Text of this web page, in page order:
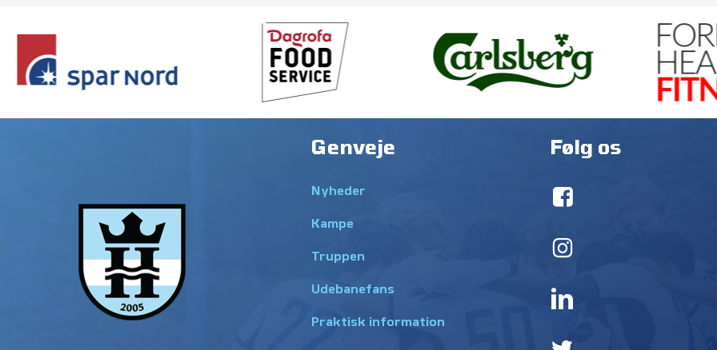
Genveje
Nyheder
Kampe
Truppen
Udebanefans
Praktisk information
Følg os